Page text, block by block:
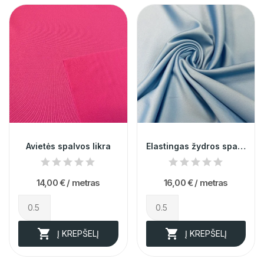
Avietės spalvos likra
14,00 € / metras
 Į KREPŠELĮ
Elastingas žydros spalvos atlasas su viskozė...
16,00 € / metras
 Į KREPŠELĮ